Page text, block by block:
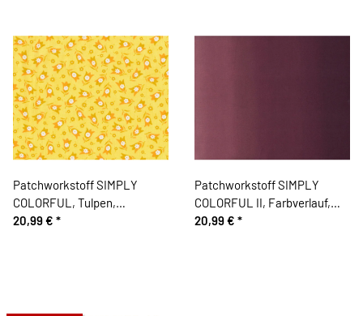
Patchworkstoff SIMPLY
COLORFUL, Tulpen,
sonnengelb-orange, Moda
20,99 € *
Patchworkstoff SIMPLY
COLORFUL II, Farbverlauf,
aubergine, Moda Fabrics
20,99 € *